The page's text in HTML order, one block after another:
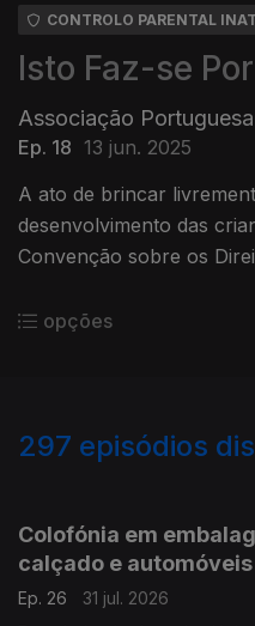
CONTROLO PARENTAL
Isto Faz-se
Associação
Ep. 18 13 jun. 2025
A ato de brincar
desenvolvimento das
Convenção sobre os
para defender esse direito.
opções
297 episódios
Colofónia em
calçado e automóveis
Ep. 26
31 jul. 2026